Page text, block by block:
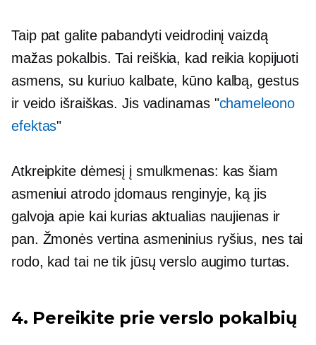
Taip pat galite pabandyti veidrodinį vaizdą
mažas pokalbis. Tai reiškia, kad reikia kopijuoti
asmens, su kuriuo kalbate, kūno kalbą, gestus
ir veido išraiškas. Jis vadinamas "chameleono
efektas"
Atkreipkite dėmesį į smulkmenas: kas šiam
asmeniui atrodo įdomaus renginyje, ką jis
galvoja apie kai kurias aktualias naujienas ir
pan. Žmonės vertina asmeninius ryšius, nes tai
rodo, kad tai ne tik jūsų verslo augimo turtas.
4. Pereikite prie verslo pokalbių